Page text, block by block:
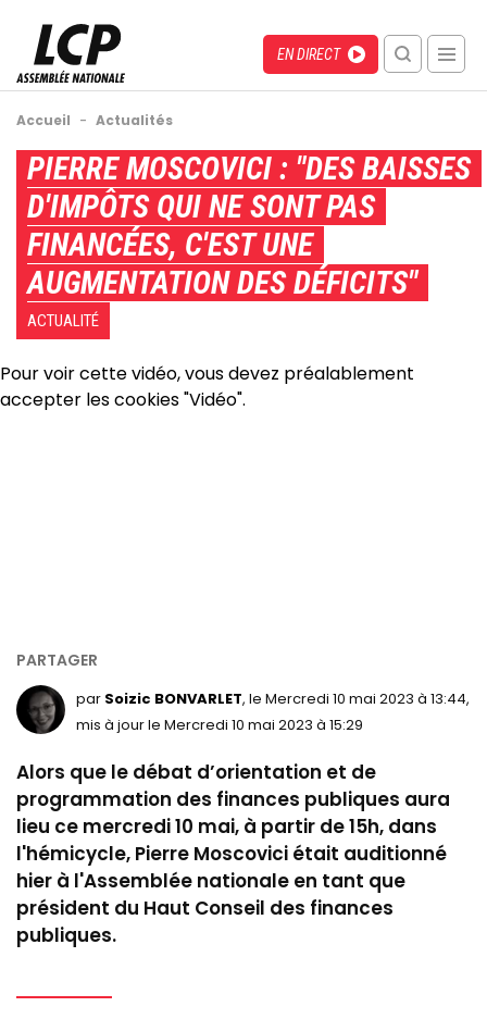
contenu
principal
Menu
recherche
mobile
Direct
EN DIRECT
Fil
d'Ariane
Accueil - Actualités
Back
top
PIERRE MOSCOVICI : "DES BAISSES
D'IMPÔTS QUI NE SONT PAS
FINANCÉES, C'EST UNE
AUGMENTATION DES DÉFICITS"
ACTUALITÉ
Pour voir cette vidéo, vous devez préalablement
accepter les cookies "Vidéo".
par Soizic BONVARLET, le Mercredi 10 mai 2023 à 13:44,
mis à jour le Mercredi 10 mai 2023 à 15:29
Alors que le débat d’orientation et de
programmation des finances publiques aura
lieu ce mercredi 10 mai, à partir de 15h, dans
l'hémicycle, Pierre Moscovici était auditionné
hier à l'Assemblée nationale en tant que
président du Haut Conseil des finances
publiques.